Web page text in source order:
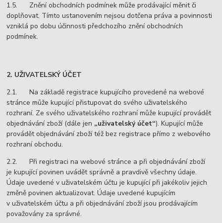
1.5. Znění obchodních podmínek může prodávající měnit či
doplňovat. Tímto ustanovením nejsou dotčena práva a povinnosti
vzniklá po dobu účinnosti předchozího znění obchodních
podmínek.
2. UŽIVATELSKÝ ÚČET
2.1. Na základě registrace kupujícího provedené na webové
stránce může kupující přistupovat do svého uživatelského
rozhraní. Ze svého uživatelského rozhraní může kupující provádět
objednávání zboží (dále jen „uživatelský účet“). Kupující může
provádět objednávání zboží též bez registrace přímo z webového
rozhraní obchodu.
2.2. Při registraci na webové stránce a při objednávání zboží
je kupující povinen uvádět správně a pravdivě všechny údaje.
Údaje uvedené v uživatelském účtu je kupující při jakékoliv jejich
změně povinen aktualizovat. Údaje uvedené kupujícím
v uživatelském účtu a při objednávání zboží jsou prodávajícím
považovány za správné.